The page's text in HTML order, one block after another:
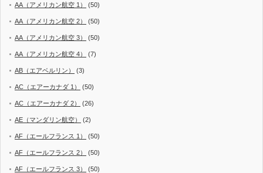
AA（アメリカン航空 1） (50)
AA（アメリカン航空 2） (50)
AA（アメリカン航空 3） (50)
AA（アメリカン航空 4） (7)
AB（エアベルリン） (3)
AC（エアーカナダ 1） (50)
AC（エアーカナダ 2） (26)
AE（マンダリン航空） (2)
AF（エールフランス 1） (50)
AF（エールフランス 2） (50)
AF（エールフランス 3） (50)